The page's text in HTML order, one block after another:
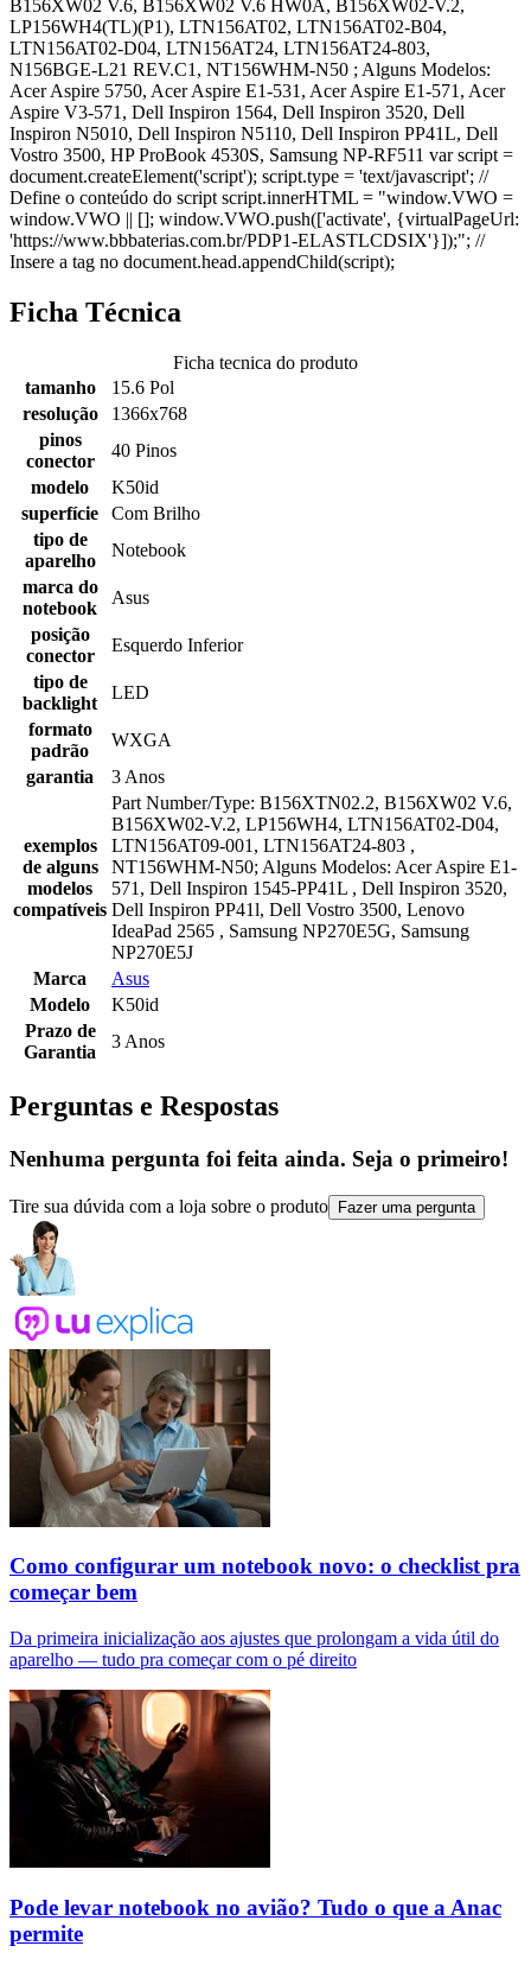
B156XW02 V.6, B156XW02 V.6 HW0A, B156XW02-V.2,
LP156WH4(TL)(P1), LTN156AT02, LTN156AT02-B04,
LTN156AT02-D04, LTN156AT24, LTN156AT24-803,
N156BGE-L21 REV.C1, NT156WHM-N50 ; Alguns Modelos:
Acer Aspire 5750, Acer Aspire E1-531, Acer Aspire E1-571, Acer
Aspire V3-571, Dell Inspiron 1564, Dell Inspiron 3520, Dell
Inspiron N5010, Dell Inspiron N5110, Dell Inspiron PP41L, Dell
Vostro 3500, HP ProBook 4530S, Samsung NP-RF511 var script =
document.createElement('script'); script.type = 'text/javascript'; //
Define o conteúdo do script script.innerHTML = "window.VWO =
window.VWO || []; window.VWO.push(['activate', {virtualPageUrl:
'https://www.bbbaterias.com.br/PDP1-ELASTLCDSIX'}]);"; //
Insere a tag no document.head.appendChild(script);
Ficha Técnica
Ficha tecnica do produto
tamanho
15.6 Pol
resolução
1366x768
pinos
conector
40 Pinos
modelo
K50id
superfície
Com Brilho
tipo de
aparelho
Notebook
marca do
notebook
Asus
posição
conector
Esquerdo Inferior
tipo de
backlight
LED
formato
padrão
WXGA
garantia
3 Anos
exemplos
de alguns
modelos
compatíveis
Part Number/Type: B156XTN02.2, B156XW02 V.6,
B156XW02-V.2, LP156WH4, LTN156AT02-D04,
LTN156AT09-001, LTN156AT24-803 ,
NT156WHM-N50; Alguns Modelos: Acer Aspire E1-
571, Dell Inspiron 1545-PP41L , Dell Inspiron 3520,
Dell Inspiron PP41l, Dell Vostro 3500, Lenovo
IdeaPad 2565 , Samsung NP270E5G, Samsung
NP270E5J
Marca
Asus
Modelo
K50id
Prazo de
Garantia
3 Anos
Perguntas e Respostas
Nenhuma pergunta foi feita ainda. Seja o primeiro!
Tire sua dúvida com a loja sobre o produto Fazer uma pergunta
Como configurar um notebook novo: o checklist pra
começar bem
Da primeira inicialização aos ajustes que prolongam a vida útil do
aparelho — tudo pra começar com o pé direito
Pode levar notebook no avião? Tudo o que a Anac
permite